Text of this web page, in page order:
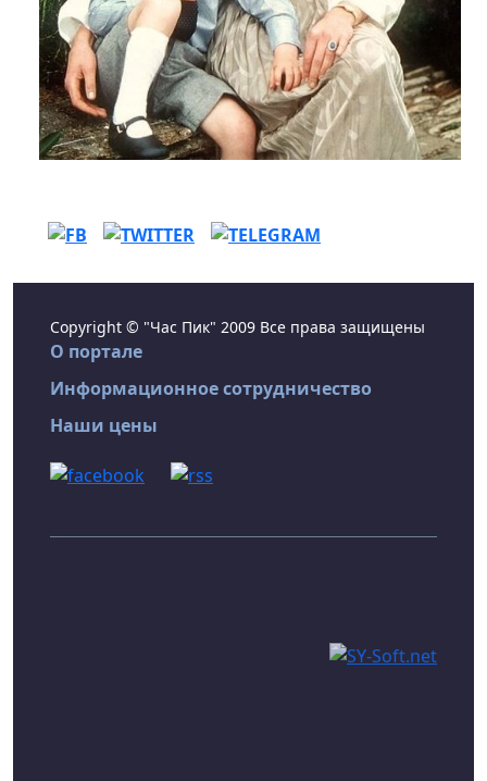
Copyright © "Час Пик" 2009 Все права защищены
О портале
Информационное сотрудничество
Наши цены